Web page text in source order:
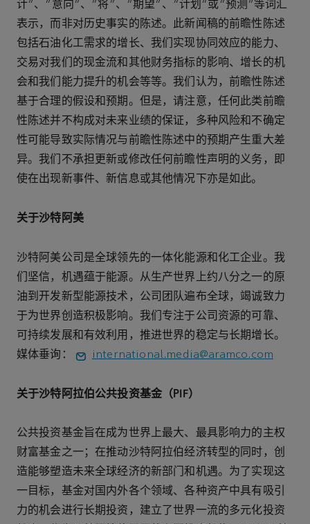
计”、“意向”、“将”、“期望”、“计划”或“预测”等词汇
表示，而非对历史事实的陈述。此新闻稿的前瞻性陈述
包括石油化工需求的增长、我们实现协同效应的能力、
交易对我们的现金流和其他财务指标的影响、增长的机
会和我们能力提升的机会等等。我们认为，前瞻性陈述
基于合理的假设和预期。但是，请注意，任何此类前瞻
性陈述并不构成对未来业绩的保证，多种风险和不确定
性可能导致实际情况与前瞻性陈述中的预期产生重大差
异。我们不承担更新或修改任何前瞻性声明的义务，即
使在出现新事件、新信息或其他情况下亦是如此。
关于沙特阿美
沙特阿美公司是全球领先的一体化能源和化工企业。我
们坚信，机遇蕴于能源。从生产世界上约八分之一的原
油到开发新型能源技术，公司团队遍布全球，竭诚致力
于为世界创造积极影响。我们专注于公司资源的可靠、
可持续发展和有效利用，推进世界的稳定与长期增长。
媒体垂询：
international.media@aramco.com
关于沙特阿拉伯公共投资基金（PIF）
公共投资基金旨在成为世界上最大、最具影响力的主权
财富基金之一；在推动沙特阿拉伯经济转型的同时，创
造能够塑造未来全球经济的新部门和机遇。为了实现这
一目标，基金对国内外各个领域、各种资产中具有吸引
力的机会进行长期投资，建立了世界一流的多元化投资